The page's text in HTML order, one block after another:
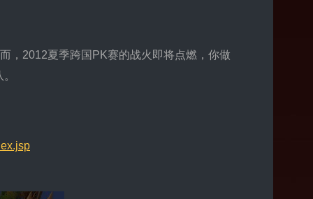
2012夏季跨国PK赛的战火即将点燃，你做